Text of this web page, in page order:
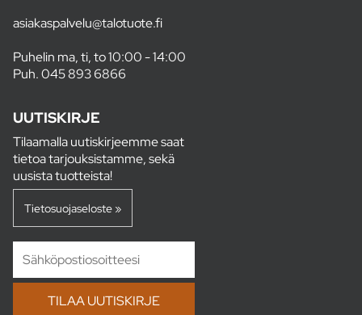
asiakaspalvelu@talotuote.fi
Puhelin ma, ti, to 10:00 - 14:00
Puh.045 893 6866
UUTISKIRJE
Tilaamalla uutiskirjeemme saat
tietoa tarjouksistamme, sekä
uusista tuotteista!
Tietosuojaseloste »